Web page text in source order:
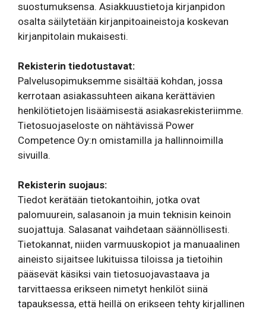
suostumuksensa. Asiakkuustietoja kirjanpidon
osalta säilytetään kirjanpitoaineistoja koskevan
kirjanpitolain mukaisesti.
Rekisterin tiedotustavat:
Palvelusopimuksemme sisältää kohdan, jossa
kerrotaan asiakassuhteen aikana kerättävien
henkilötietojen lisäämisestä asiakasrekisteriimme.
Tietosuojaseloste on nähtävissä Power
Competence Oy:n omistamilla ja hallinnoimilla
sivuilla.
Rekisterin suojaus:
Tiedot kerätään tietokantoihin, jotka ovat
palomuurein, salasanoin ja muin teknisin keinoin
suojattuja. Salasanat vaihdetaan säännöllisesti.
Tietokannat, niiden varmuuskopiot ja manuaalinen
aineisto sijaitsee lukituissa tiloissa ja tietoihin
pääsevät käsiksi vain tietosuojavastaava ja
tarvittaessa erikseen nimetyt henkilöt siinä
tapauksessa, että heillä on erikseen tehty kirjallinen